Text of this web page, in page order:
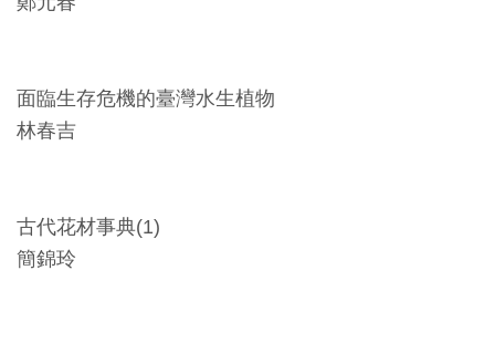
權
聲
回
首
面臨生存危機的臺灣水生植物
林春吉
古代花材事典(1)
簡錦玲